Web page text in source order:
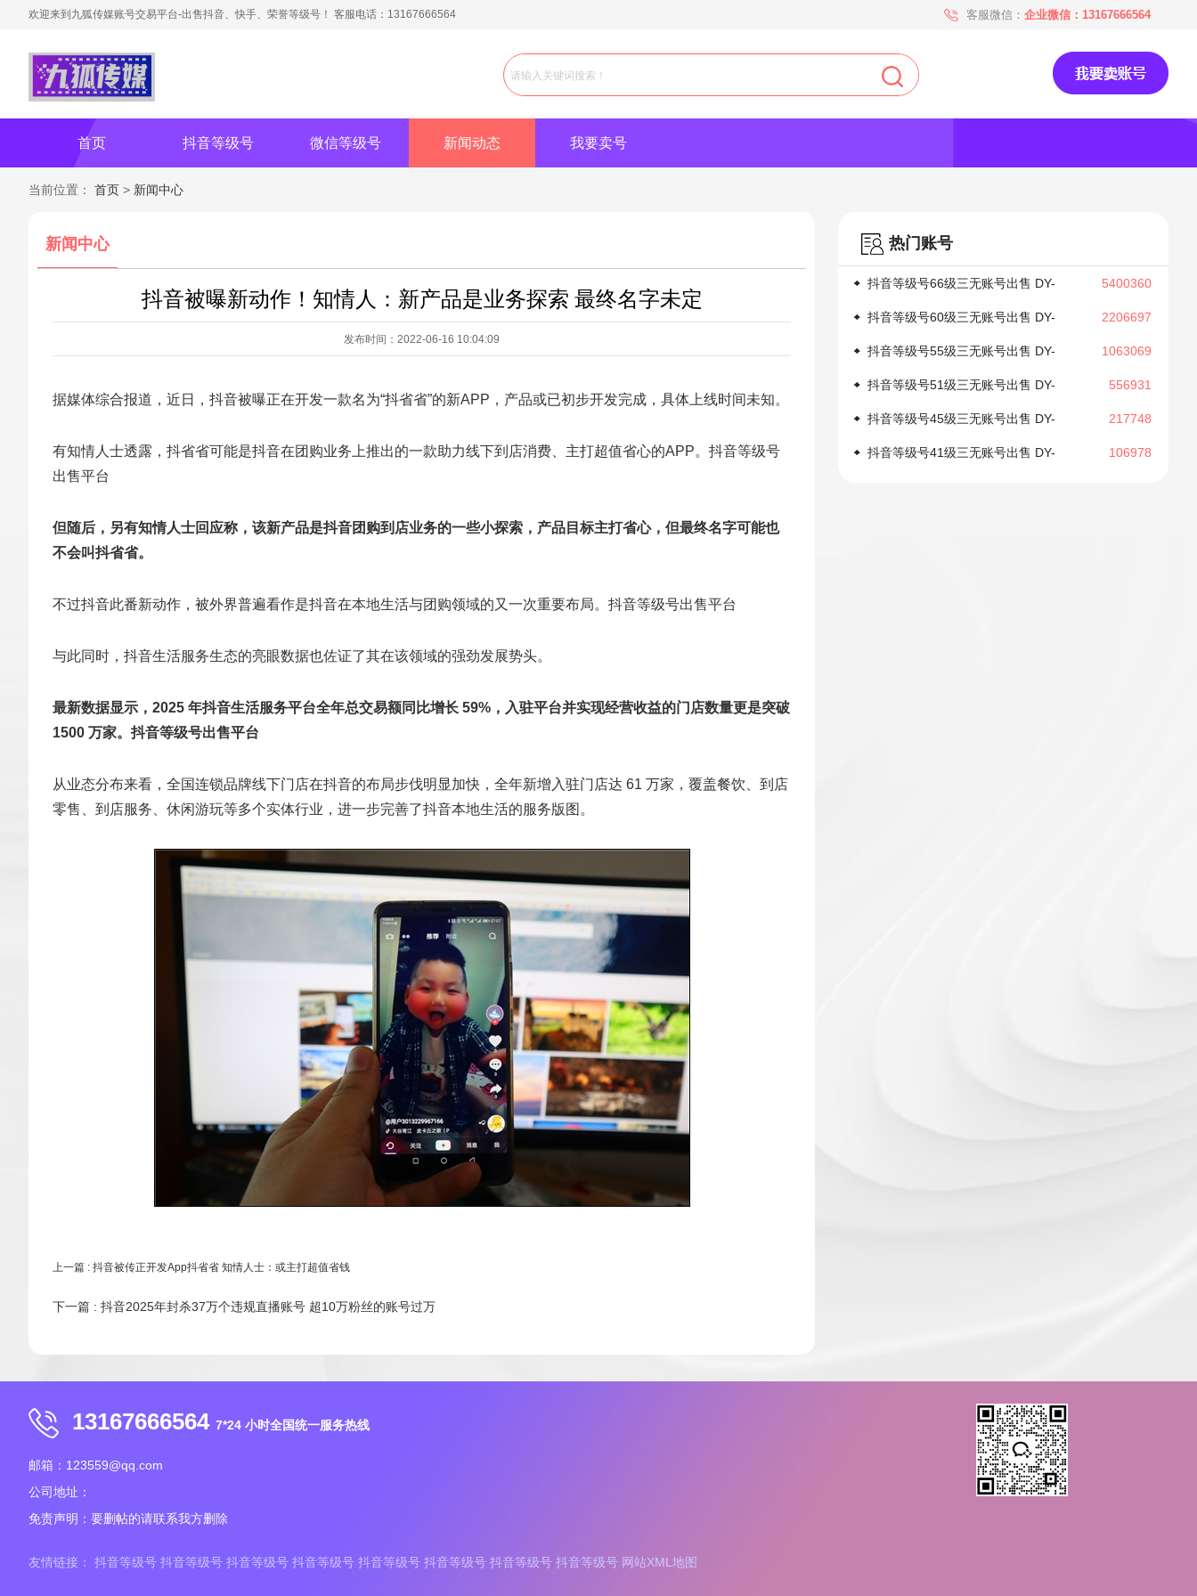
欢迎来到九狐传媒账号交易平台-出售抖音、快手、荣誉等级号！ 客服电话：13167666564 客服微信： 企业微信：13167666564
首页 抖音等级号 微信等级号 新闻动态 我要卖号
当前位置： 首页 > 新闻中心
热门账号
抖音等级号66级三无账号出售 DY-
1043
5400360
抖音等级号60级三无账号出售 DY-
1037
2206697
抖音等级号55级三无账号出售 DY-
1032
1063069
抖音等级号51级三无账号出售 DY-
1028
556931
抖音等级号45级三无账号出售 DY-
1022
217748
抖音等级号41级三无账号出售 DY- 106978
新闻中心
抖音被曝新动作！知情人：新产品是业务探索 最终名字未定
发布时间：2022-06-16 10:04:09
据媒体综合报道，近日，抖音被曝正在开发一款名为“抖省省”的新APP，产品或已初步开发完成，具体上线时间未知。
有知情人士透露，抖省省可能是抖音在团购业务上推出的一款助力线下到店消费、主打超值省心的APP。抖音等级号
出售平台
但随后，另有知情人士回应称，该新产品是抖音团购到店业务的一些小探索，产品目标主打省心，但最终名字可能也
不会叫抖省省。
不过抖音此番新动作，被外界普遍看作是抖音在本地生活与团购领域的又一次重要布局。抖音等级号出售平台
与此同时，抖音生活服务生态的亮眼数据也佐证了其在该领域的强劲发展势头。
最新数据显示，2025 年抖音生活服务平台全年总交易额同比增长 59%，入驻平台并实现经营收益的门店数量更是突破
1500 万家。抖音等级号出售平台
从业态分布来看，全国连锁品牌线下门店在抖音的布局步伐明显加快，全年新增入驻门店达 61 万家，覆盖餐饮、到店
零售、到店服务、休闲游玩等多个实体行业，进一步完善了抖音本地生活的服务版图。
上一篇 : 抖音被传正开发App抖省省 知情人士：或主打超值省钱
下一篇 : 抖音2025年封杀37万个违规直播账号 超10万粉丝的账号过万
13167666564 7*24 小时全国统一服务热线
邮箱：123559@qq.com
公司地址：
免责声明：要删帖的请联系我方删除
友情链接： 抖音等级号 抖音等级号 抖音等级号 抖音等级号 抖音等级号 抖音等级号 抖音等级号 抖音等级号 网站XML地图